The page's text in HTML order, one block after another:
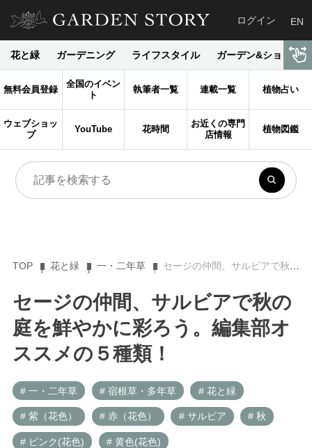
ログイン EN
花と緑 ガーデニング ライフスタイル ガーデン&ショップ
無料会員登録
全国のイベン
ト
執筆者一覧 連載一覧 植物占い
ウェブショッ
プ
YouTube 花時間
お近くの専門
店情報
植物図鑑
TOP 花と緑 一・二年草 セージの仲間、サルビアで秋の庭を鮮やかに彩ろう。編集部オススメの５種類！
セージの仲間、サルビアで秋の
庭を鮮やかに彩ろう。編集部オ
ススメの５種類！
# 一・二年草 # 宿根草・多年草 # 花と緑
# 紫（花色） # 赤（花色） # サルビア # 秋
# ピンク(花色) # 黄色(花色)